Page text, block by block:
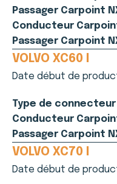
Passager Carpoint
Conducteur
Passager Carpoint
VOLVO XC60 I
Date début de
Type de connecteur
Conducteur
Passager Carpoint
VOLVO XC70 I
Date début de